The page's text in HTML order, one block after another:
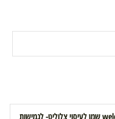
weleda שמן לעיסוי צלוליט- לגמישות